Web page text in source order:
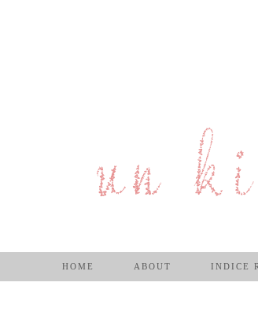
HOME ABOUT INDICE